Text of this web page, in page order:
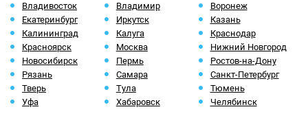
Владивосток Владимир
Воронеж
Екатеринбург
Иркутск
Казань
Калининград
Калуга
Краснодар
Красноярск
Москва
Нижний Новгород
Новосибирск
Пермь
Ростов-на-Дону
Рязань
Самара
Санкт-Петербург
Тверь
Тула
Тюмень
Уфа
Хабаровск Челябинск